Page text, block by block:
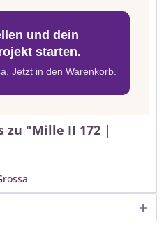
und dein
starten.
Jetzt in den Warenkorb.
zu "Mille II 172 |